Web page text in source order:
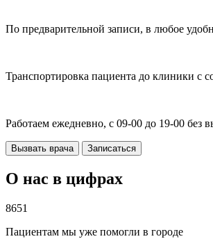
По предварительной записи, в любое
Транспортировка пациента до клиники с
Работаем ежедневно, с 09-00 до 19-00 без
Вызвать врача Записаться
О нас в цифрах
8651
Пациентам мы уже помогли в городе